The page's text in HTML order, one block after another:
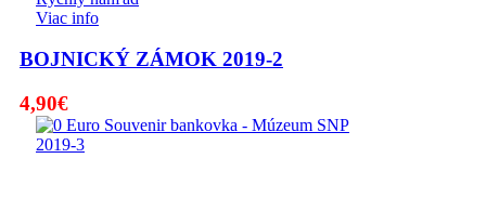
Viac info
BOJNICKÝ ZÁMOK 2019-2
4,90€